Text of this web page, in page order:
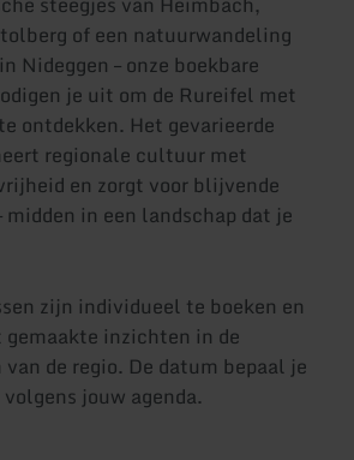
of een natuurwandeling
Nideggen – onze boekbare
je uit om de Rureifel met
ontdekken. Het gevarieerde
regionale cultuur met
en zorgt voor blijvende
midden in een landschap dat je
zijn individueel te boeken en
gemaakte inzichten in de
de regio. De datum bepaal je
jouw agenda.